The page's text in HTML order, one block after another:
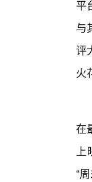
平
与
评
火
在
上
“